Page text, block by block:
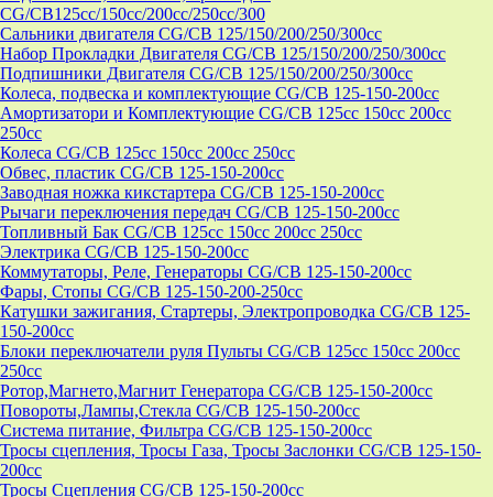
CG/CB125сс/150cc/200cc/250cc/300
Сальники двигателя CG/CB 125/150/200/250/300cc
Набор Прокладки Двигателя CG/CB 125/150/200/250/300cc
Подпишники Двигателя CG/CB 125/150/200/250/300cc
Колеса, подвеска и комплектующие CG/CB 125-150-200cc
Амортизатори и Комплектующие CG/CB 125cc 150cc 200cc
250cc
Колеса CG/CB 125cc 150cc 200cc 250cc
Обвес, пластик CG/CB 125-150-200cc
Заводная ножка кикстартера CG/CB 125-150-200cc
Рычаги переключения передач CG/CB 125-150-200cc
Топливный Бак CG/CB 125cc 150cc 200cc 250cc
Электрика CG/CB 125-150-200cc
Коммутаторы, Реле, Генераторы CG/CB 125-150-200cc
Фары, Стопы CG/CB 125-150-200-250cc
Катушки зажигания, Стартеры, Электропроводка CG/CB 125-
150-200cc
Блоки переключатели руля Пульты CG/CB 125cc 150cc 200cc
250cc
Ротор,Магнето,Магнит Генератора CG/CB 125-150-200cc
Повороты,Лампы,Стекла CG/CB 125-150-200cc
Система питание, Фильтра CG/CB 125-150-200cc
Тросы сцепления, Тросы Газа, Тросы Заслонки CG/CB 125-150-
200cc
Тросы Сцепления CG/CB 125-150-200cc